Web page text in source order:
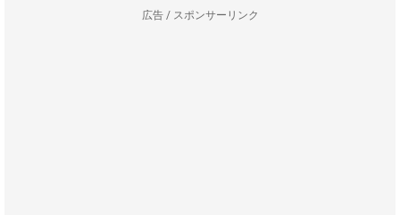
広告 / スポンサーリンク